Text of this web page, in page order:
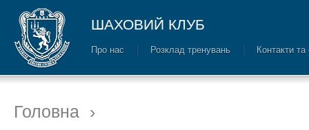
ШАХОВИЙ КЛУБ
Про нас Розклад тренувань Контакти
Головна ›